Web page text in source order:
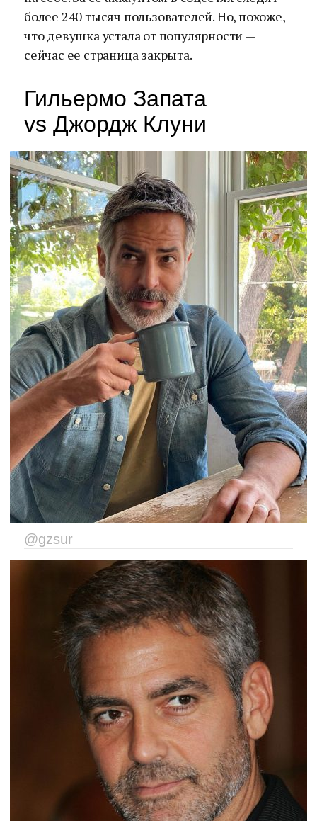
более 240 тысяч пользователей. Но, похоже,
что девушка устала от популярности —
сейчас ее страница закрыта.
Гильермо Запата
vs Джордж Клуни
@gzsur